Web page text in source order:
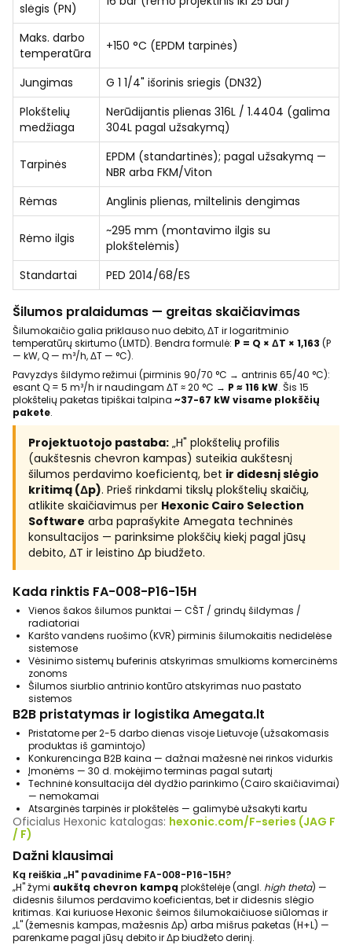
slėgis (PN)
Maks. darbo
temperatūra
+150 °C (EPDM tarpinės)
Jungimas
G 1 1/4" išorinis sriegis (DN32)
Plokštelių
medžiaga
Nerūdijantis plienas 316L / 1.4404 (galima
304L pagal užsakymą)
Tarpinės
EPDM (standartinės); pagal užsakymą —
NBR arba FKM/Viton
Rėmas
Anglinis plienas, miltelinis dengimas
Rėmo ilgis
~295 mm (montavimo ilgis su
plokštelėmis)
Standartai
PED 2014/68/ES
Šilumos pralaidumas — greitas skaičiavimas
Šilumokaičio galia priklauso nuo debito, ΔT ir logaritminio
temperatūrų skirtumo (LMTD). Bendra formulė: P = Q × ΔT × 1,163 (P
— kW, Q — m³/h, ΔT — °C).
Pavyzdys šildymo režimui (pirminis 90/70 °C → antrinis 65/40 °C):
esant Q = 5 m³/h ir naudingam ΔT ≈ 20 °C → P ≈ 116 kW. Šis 15
plokštelių paketas tipiškai talpina ~37-67 kW visame plokščių
pakete.
Projektuotojo pastaba: „H" plokštelių profilis
(aukštesnis chevron kampas) suteikia aukštesnį
šilumos perdavimo koeficientą, bet ir didesnį slėgio
kritimą (Δp). Prieš rinkdami tikslų plokštelių skaičių,
atlikite skaičiavimus per Hexonic Cairo Selection
Software arba paprašykite Amegata techninės
konsultacijos — parinksime plokščių kiekį pagal jūsų
debito, ΔT ir leistino Δp biudžeto.
Kada rinktis FA-008-P16-15H
Vienos šakos šilumos punktai — CŠT / grindų šildymas /
radiatoriai
Karšto vandens ruošimo (KVR) pirminis šilumokaitis nedidelėse
sistemose
Vėsinimo sistemų buferinis atskyrimas smulkioms komercinėms
zonoms
Šilumos siurblio antrinio kontūro atskyrimas nuo pastato
sistemos
B2B pristatymas ir logistika Amegata.lt
Pristatome per 2-5 darbo dienas visoje Lietuvoje (užsakomasis
produktas iš gamintojo)
Konkurencinga B2B kaina — dažnai mažesnė nei rinkos vidurkis
Įmonėms — 30 d. mokėjimo terminas pagal sutartį
Techninė konsultacija dėl dydžio parinkimo (Cairo skaičiavimai)
— nemokamai
Atsarginės tarpinės ir plokštelės — galimybė užsakyti kartu
Oficialus Hexonic katalogas: hexonic.com/F-series (JAG F
/ F)
Dažni klausimai
Ką reiškia „H" pavadinime FA-008-P16-15H?
„H" žymi aukštą chevron kampą plokštelėje (angl. high theta) —
didesnis šilumos perdavimo koeficientas, bet ir didesnis slėgio
kritimas. Kai kuriuose Hexonic šeimos šilumokaičiuose siūlomas ir
„L" (žemesnis kampas, mažesnis Δp) arba mišrus paketas (H+L) —
parenkame pagal jūsų debito ir Δp biudžeto derinį.